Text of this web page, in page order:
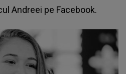
Andreei pe Facebook.